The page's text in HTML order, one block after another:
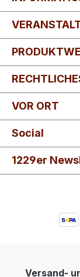
VOR ORT
Social
1229er
Versand-